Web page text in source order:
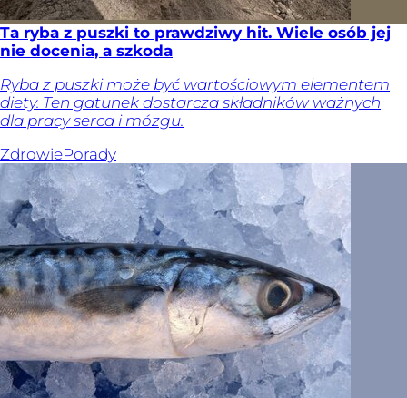
Ta ryba z puszki to prawdziwy hit. Wiele osób jej
nie docenia, a szkoda
Ryba z puszki może być wartościowym elementem
diety. Ten gatunek dostarcza składników ważnych
dla pracy serca i mózgu.
ZdrowiePorady